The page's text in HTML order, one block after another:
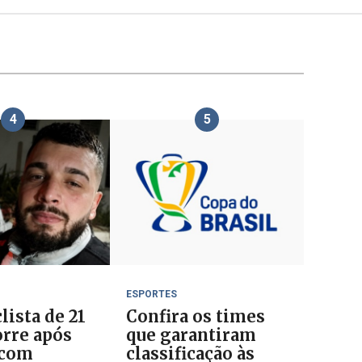
4
de 21
após
5
ESPORTES
Confira os times
que garantiram
classificação às